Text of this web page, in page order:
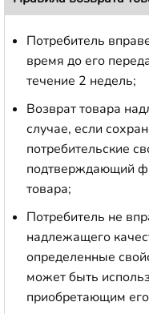
Потребитель
время до его
течение 2 недель;
Возврат товара
случае, если
потребительские
подтверждающий
товара;
Потребитель не
надлежащего
определенные
может быть
приобретающим